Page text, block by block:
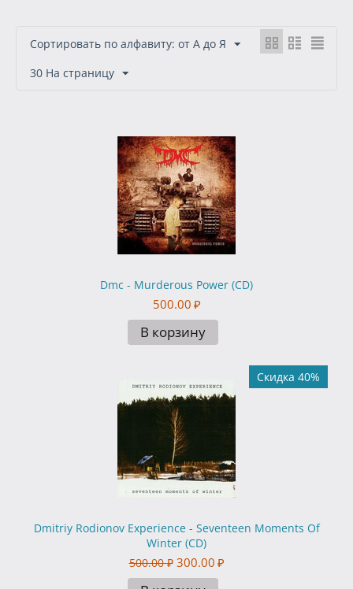
Сортировать по алфавиту: от А до Я
30 На страницу
Dmc - Murderous Power (CD)
500.00 ₽
В корзину
Скидка 40%
Dmitriy Rodionov Experience - Seventeen Moments Of
Winter (CD)
500.00 ₽ 300.00 ₽